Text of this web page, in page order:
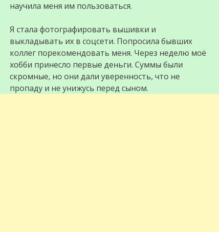
научила меня им пользоваться.
Я стала фотографировать вышивки и
выкладывать их в соцсети. Попросила бывших
коллег порекомендовать меня. Через неделю моё
хобби принесло первые деньги. Суммы были
скромные, но они дали уверенность, что не
пропаду и не унижусь перед сыном.